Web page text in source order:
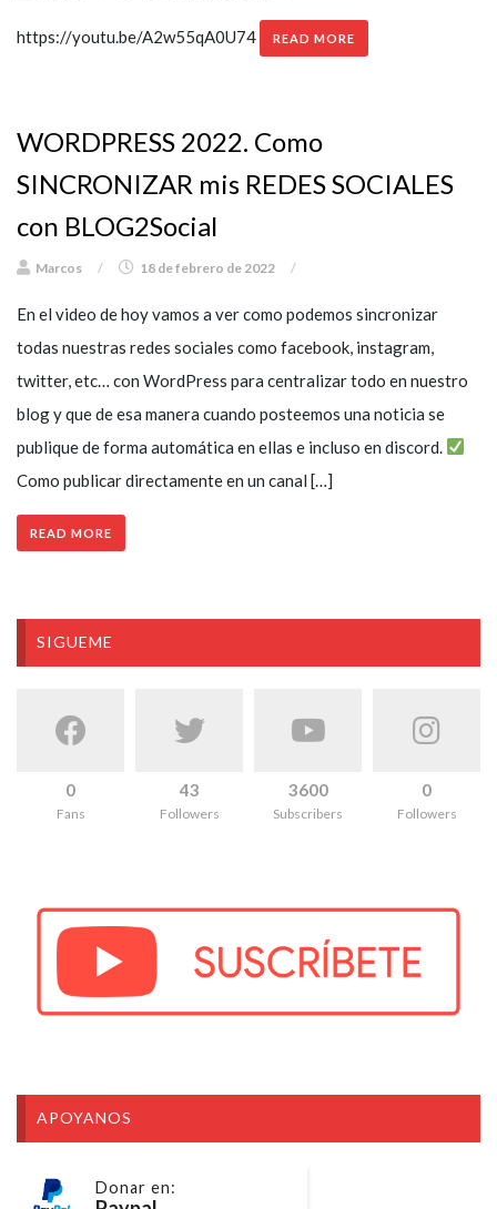
https://youtu.be/A2w55qA0U74 READ MORE
WORDPRESS 2022. Como
SINCRONIZAR mis REDES SOCIALES
con BLOG2Social
Marcos / 18 de febrero de 2022 /
En el video de hoy vamos a ver como podemos sincronizar
todas nuestras redes sociales como facebook, instagram,
twitter, etc… con WordPress para centralizar todo en nuestro
blog y que de esa manera cuando posteemos una noticia se
publique de forma automática en ellas e incluso en discord.
Como publicar directamente en un canal […]
READ MORE
SIGUEME
0
Fans
43
Followers
3600
Subscribers
0
Followers
APOYANOS
Donar en: